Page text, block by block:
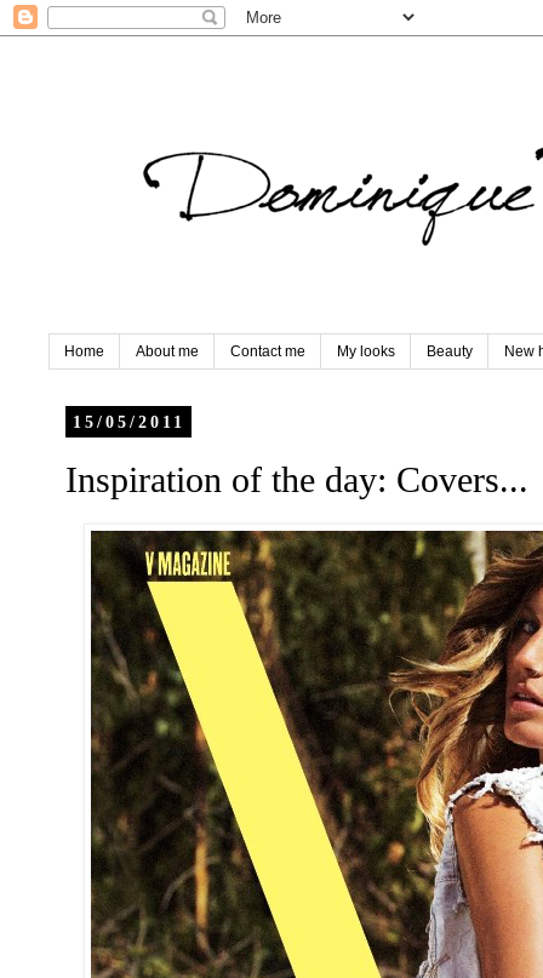
Home About me Contact me My looks Beauty New
15/05/2011
Inspiration of the day: Covers...